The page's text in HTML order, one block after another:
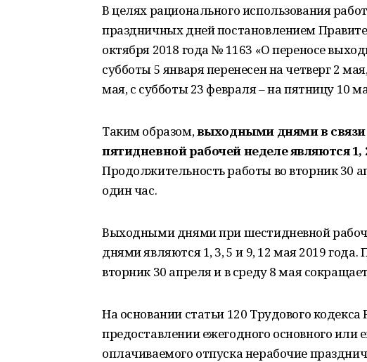
В целях рационального использования
праздничных дней постановлением
октября 2018 года № 1163 «О переносе
субботы 5 января перенесен на четверг 2
мая, с субботы 23 февраля – на пятницу 10
Таким образом,выходными днями в
пятидневной рабочей неделе являются 1,
Продолжительность работы во вторник 30
один час.
Выходными днями при шестидневной
днями являются 1, 3, 5 и 9, 12 мая 2019
вторник 30 апреля и в среду 8 мая
На основании статьи 120 Трудового
предоставлении ежегодного основного или
оплачиваемого отпуска нерабочие